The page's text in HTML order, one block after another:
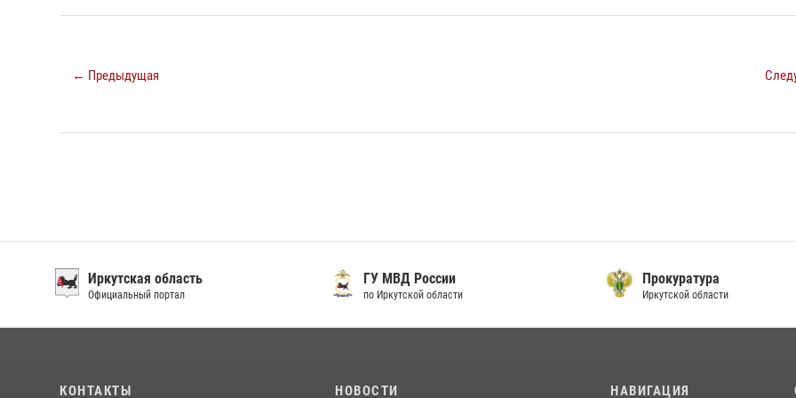
← Предыдущая
Иркутская область
Официальный портал
ГУ МВД России
по Иркутской области
Прокуратура
Иркутской области
КОНТАКТЫ НОВОСТИ НАВИГАЦИЯ